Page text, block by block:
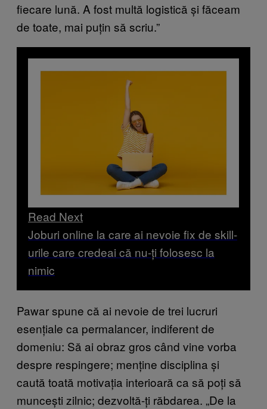
fiecare lună. A fost multă logistică și făceam
de toate, mai puțin să scriu.”
Read Next
Joburi online la care ai nevoie fix de skill-
urile care credeai că nu-ți folosesc la
nimic
Pawar spune că ai nevoie de trei lucruri
esențiale ca permalancer, indiferent de
domeniu: Să ai obraz gros când vine vorba
despre respingere; menține disciplina și
caută toată motivația interioară ca să poți să
muncești zilnic; dezvoltă-ți răbdarea. „De la